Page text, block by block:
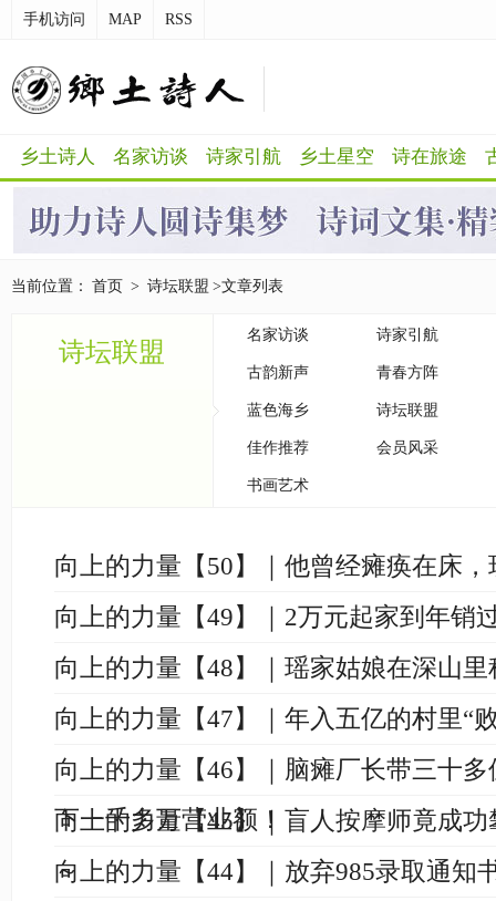
手机访问 MAP RSS
乡土诗人 名家访谈 诗家引航 乡土星空 诗在旅途
当前位置： 首页 > 诗坛联盟 >文章列表
诗坛联盟
名家访谈 诗家引航
古韵新声 青春方阵
蓝色海乡 诗坛联盟
佳作推荐 会员风采
书画艺术
向上的力量【50】｜他曾经瘫痪在床
向上的力量【49】｜2万元起家到年销
向上的力量【48】｜瑶家姑娘在深山
向上的力量【47】｜年入五亿的村里“
向上的力量【46】｜脑瘫厂长带三十
下一千多万营业额！
向上的力量【45】｜盲人按摩师竟成
～
向上的力量【44】｜放弃985录取通知